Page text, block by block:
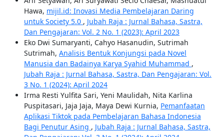
Hawa, mijil.id: Inovasi Media Pembelajaran Daring
untuk Society 5.0 , Jubah Raja : Jurnal Bahasa, Sastra,
Dan Pengajaran: Vol. 2 No. 1 (2023): April 2023
Eko Dwi Sumaryanti, Cahyo Hasanudin, Sutrimah
Sutrimah, Analisis Bentuk Konjungsi pada Novel
Manusia dan Badainya Karya Syahid Muhammad ,
Jubah Raja : Jurnal Bahasa, Sastra, Dan Pengajaran: Vol.
3 No. 1 (2024): April 2024
Irma Resti Yulfita Sari, Yeni Maulidah, Nita Karlina
Puspitasari, Jaja Jaja, Maya Dewi Kurnia, Pemanfaatan
Aplikasi Tiktok pada Pembelajaran Bahasa Indonesia
Bagi Penutur Asing , Jubah Raja : Jurnal Bahasa, Sastra,